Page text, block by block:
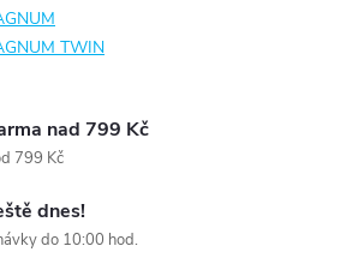
TWIN
nad 799 Kč
799 Kč
dnes!
do 10:00 hod.